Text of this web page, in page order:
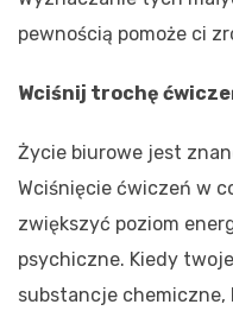
pewnością pomoże ci
Wciśnij trochę
Życie biurowe jest
Wciśnięcie ćwiczeń w
zwiększyć poziom
psychiczne. Kiedy
substancje chemiczne,